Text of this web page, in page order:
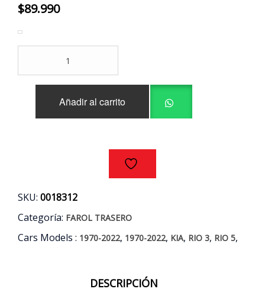
$89.990
DERECHO
Añadir al carrito
SKU: 0018312
Categoría: FAROL TRASERO
Cars Models : 1970-2022, 1970-2022, KIA, RIO 3, RIO 5,
DESCRIPCIÓN